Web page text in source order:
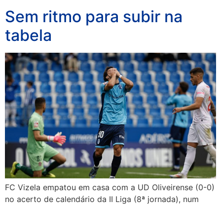
Sem ritmo para subir na
tabela
FC Vizela empatou em casa com a UD Oliveirense (0-0)
no acerto de calendário da II Liga (8ª jornada), num